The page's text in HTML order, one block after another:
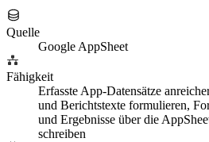
Quelle
Google AppSheet
Fähigkeit
Erfasste App-Datensätze
und Berichtstexte formulieren,
und Ergebnisse über die
schreiben